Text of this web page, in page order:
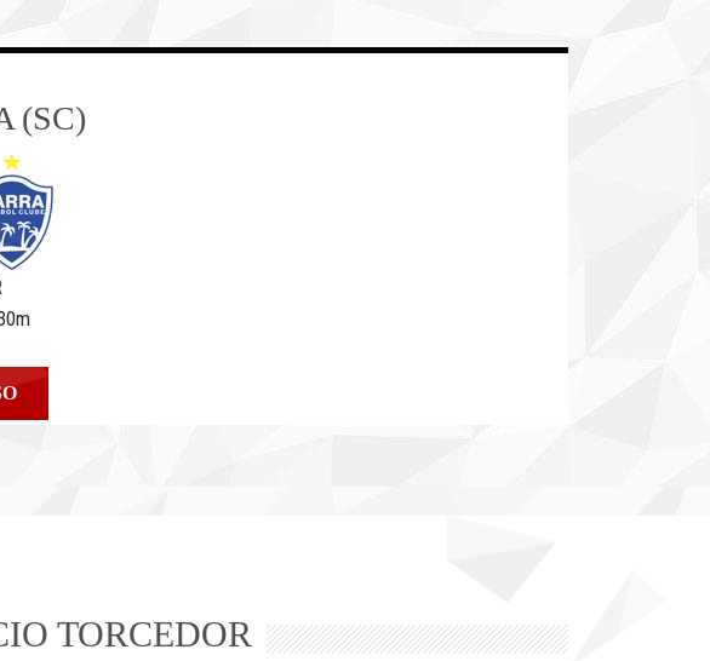
(SC)
TORCEDOR